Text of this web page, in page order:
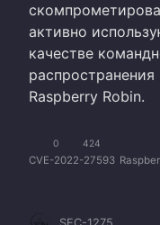
активно
качестве
Raspberry Robin.
0 424
CVE-2022-27593